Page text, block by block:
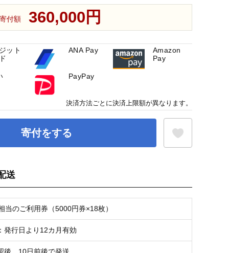
付額 360,000円
寄付をする
送
当のご利用券（5000円券×18枚）
発行日より12カ月有効
ット
ANA Pay
Amazon
Pay
PayPay
決済方法ごとに決済上限額が異なります。